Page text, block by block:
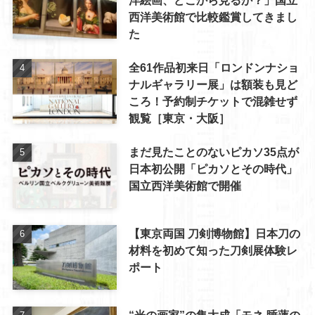
西洋美術館で比較鑑賞してきまし
た
全61作品初来日「ロンドンナショ
ナルギャラリー展」は額装も見ど
ころ！予約制チケットで混雑せず
観覧［東京・大阪］
まだ見たことのないピカソ35点が
日本初公開「ピカソとその時代」
国立西洋美術館で開催
【東京両国 刀剣博物館】日本刀の
材料を初めて知った刀剣展体験レ
ポート